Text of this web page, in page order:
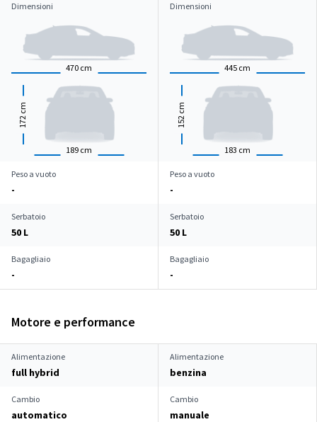
Dimensioni
470 cm
189 cm
172
cm
Dimensioni
445 cm
183 cm
152
cm
Peso a vuoto
-
Peso a vuoto
-
Serbatoio
50 L
Serbatoio
50 L
Bagagliaio
-
Bagagliaio
-
Motore e performance
Alimentazione
full hybrid
Alimentazione
benzina
Cambio
automatico
Cambio
manuale